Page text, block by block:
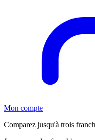
Mon compte
Comparez jusqu'à trois